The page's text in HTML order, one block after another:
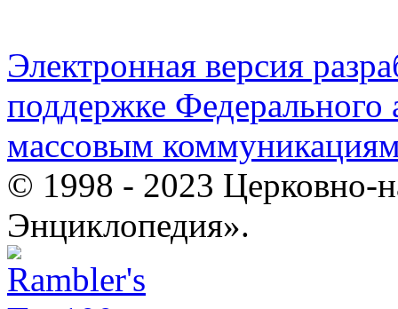
Электронная версия
поддержке Федерального
массовым
© 1998 - 2023 Церковно-
Энциклопедия».